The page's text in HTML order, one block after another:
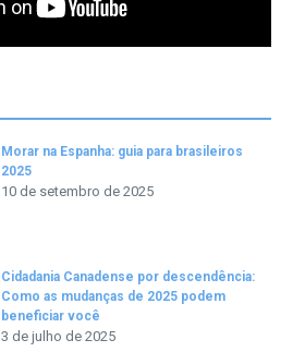
Morar na Espanha: guia para brasileiros
2025
10 de setembro de 2025
Cidadania Canadense por descendência:
Como as mudanças de 2025 podem
beneficiar você
3 de julho de 2025